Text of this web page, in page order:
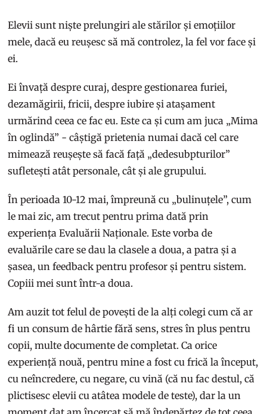
Elevii sunt niște prelungiri ale stărilor și emoțiilor
mele, dacă eu reușesc să mă controlez, la fel vor face și
ei.
Ei învață despre curaj, despre gestionarea furiei,
dezamăgirii, fricii, despre iubire și atașament
urmărind ceea ce fac eu. Este ca și cum am juca „Mima
în oglindă” - câștigă prietenia numai dacă cel care
mimează reușește să facă față „dedesubpturilor”
sufletești atât personale, cât și ale grupului.
În perioada 10-12 mai, împreună cu „bulinuțele”, cum
le mai zic, am trecut pentru prima dată prin
experiența Evaluării Naționale. Este vorba de
evaluările care se dau la clasele a doua, a patra și a
șasea, un feedback pentru profesor și pentru sistem.
Copiii mei sunt într-a doua.
Am auzit tot felul de povești de la alți colegi cum că ar
fi un consum de hârtie fără sens, stres în plus pentru
copii, multe documente de completat. Ca orice
experiență nouă, pentru mine a fost cu frică la început,
cu neîncredere, cu negare, cu vină (că nu fac destul, că
plictisesc elevii cu atâtea modele de teste), dar la un